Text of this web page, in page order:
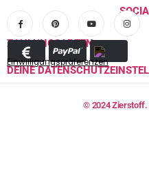
ZAHLUNGSARTEN
DEINE
Einwilligungspräferenzen
© 2024 Zierstoff.